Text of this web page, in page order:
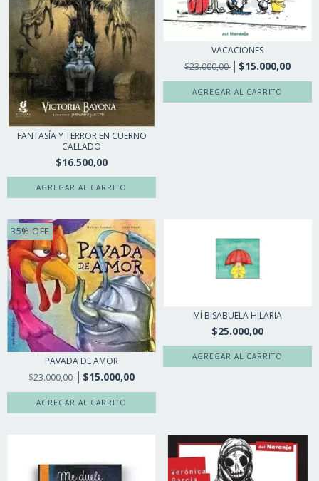
FANTASÍA Y TERROR EN CUERNO
CALLADO
$16.500,00
VACACIONES
$23.000,00
$15.000,00
35% OFF
PAVADA DE AMOR
$23.000,00
$15.000,00
MÍ BISABUELA HILARIA
$25.000,00